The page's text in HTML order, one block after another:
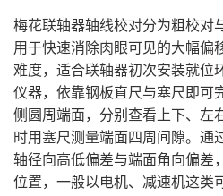
梅花联轴器轴线校对分为粗校对
用于快速消除肉眼可见的大幅偏
难度，适合联轴器初次安装就位
仪器，依靠钢板直尺与塞尺即可
侧圆周端面，分别查看上下、左
时用塞尺测量端面四周间隙。通
轴径向高低偏差与端面角向偏差
位置，一般以电机、减速机这类